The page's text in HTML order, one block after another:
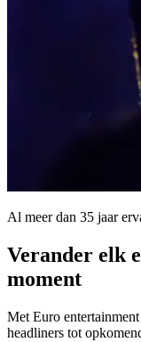
Al meer dan 35 jaar
Verander elk
moment
Met Euro
headliners tot